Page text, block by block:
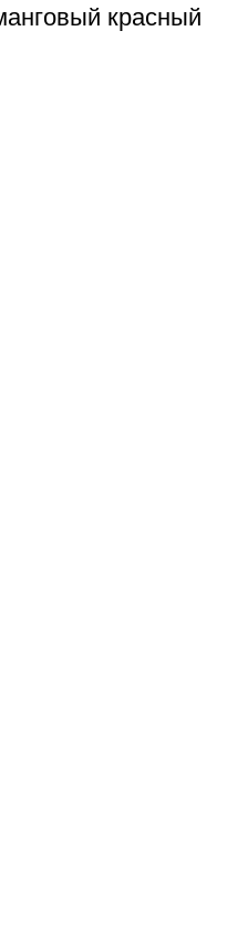
красный